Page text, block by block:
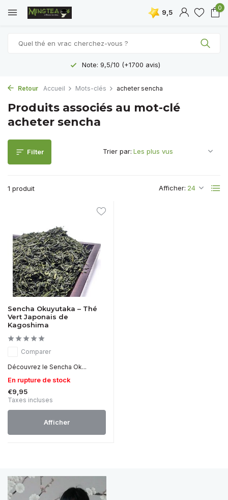
9,5
0
Note: 9,5/10 (+1700 avis)
Retour Accueil Mots-clés acheter sencha
Produits associés au mot-clé
acheter sencha
Filter
1 produit Afficher:
Trier par:
Sencha Okuyutaka – Thé
Vert Japonais de
Kagoshima
Comparer
Découvrez le Sencha Ok...
En rupture de stock
€9,95
Taxes incluses
Afficher